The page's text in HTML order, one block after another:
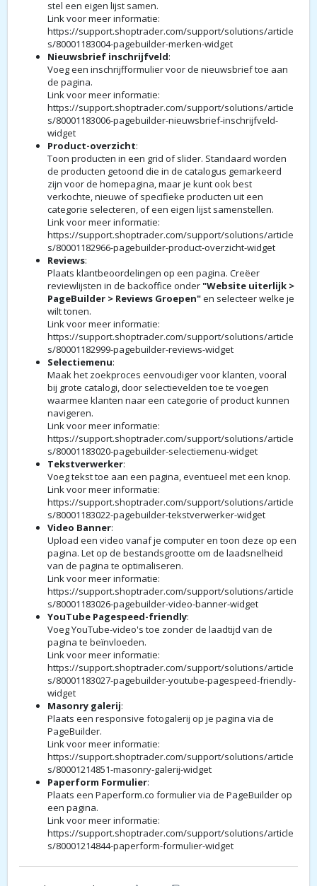
stel een eigen lijst samen.
Link voor meer informatie:
https://support.shoptrader.com/support/solutions/article
s/80001183004-pagebuilder-merken-widget
Nieuwsbrief inschrijfveld:
Voeg een inschrijfformulier voor de nieuwsbrief toe aan
de pagina.
Link voor meer informatie:
https://support.shoptrader.com/support/solutions/article
s/80001183006-pagebuilder-nieuwsbrief-inschrijfveld-
widget
Product-overzicht:
Toon producten in een grid of slider. Standaard worden
de producten getoond die in de catalogus gemarkeerd
zijn voor de homepagina, maar je kunt ook best
verkochte, nieuwe of specifieke producten uit een
categorie selecteren, of een eigen lijst samenstellen.
Link voor meer informatie:
https://support.shoptrader.com/support/solutions/article
s/80001182966-pagebuilder-product-overzicht-widget
Reviews:
Plaats klantbeoordelingen op een pagina. Creëer
reviewlijsten in de backoffice onder"Website uiterlijk >
PageBuilder > Reviews Groepen"en selecteer welke je
wilt tonen.
Link voor meer informatie:
https://support.shoptrader.com/support/solutions/article
s/80001182999-pagebuilder-reviews-widget
Selectiemenu:
Maak het zoekproces eenvoudiger voor klanten, vooral
bij grote catalogi, door selectievelden toe te voegen
waarmee klanten naar een categorie of product kunnen
navigeren.
Link voor meer informatie:
https://support.shoptrader.com/support/solutions/article
s/80001183020-pagebuilder-selectiemenu-widget
Tekstverwerker:
Voeg tekst toe aan een pagina, eventueel met een knop.
Link voor meer informatie:
https://support.shoptrader.com/support/solutions/article
s/80001183022-pagebuilder-tekstverwerker-widget
Video Banner:
Upload een video vanaf je computer en toon deze op een
pagina. Let op de bestandsgrootte om de laadsnelheid
van de pagina te optimaliseren.
Link voor meer informatie:
https://support.shoptrader.com/support/solutions/article
s/80001183026-pagebuilder-video-banner-widget
YouTube Pagespeed-friendly:
Voeg YouTube-video's toe zonder de laadtijd van de
pagina te beïnvloeden.
Link voor meer informatie:
https://support.shoptrader.com/support/solutions/article
s/80001183027-pagebuilder-youtube-pagespeed-friendly-
widget
Masonry galerij:
Plaats een responsive fotogalerij op je pagina via de
PageBuilder.
Link voor meer informatie:
https://support.shoptrader.com/support/solutions/article
s/80001214851-masonry-galerij-widget
Paperform Formulier:
Plaats een Paperform.co formulier via de PageBuilder op
een pagina.
Link voor meer informatie:
https://support.shoptrader.com/support/solutions/article
s/80001214844-paperform-formulier-widget